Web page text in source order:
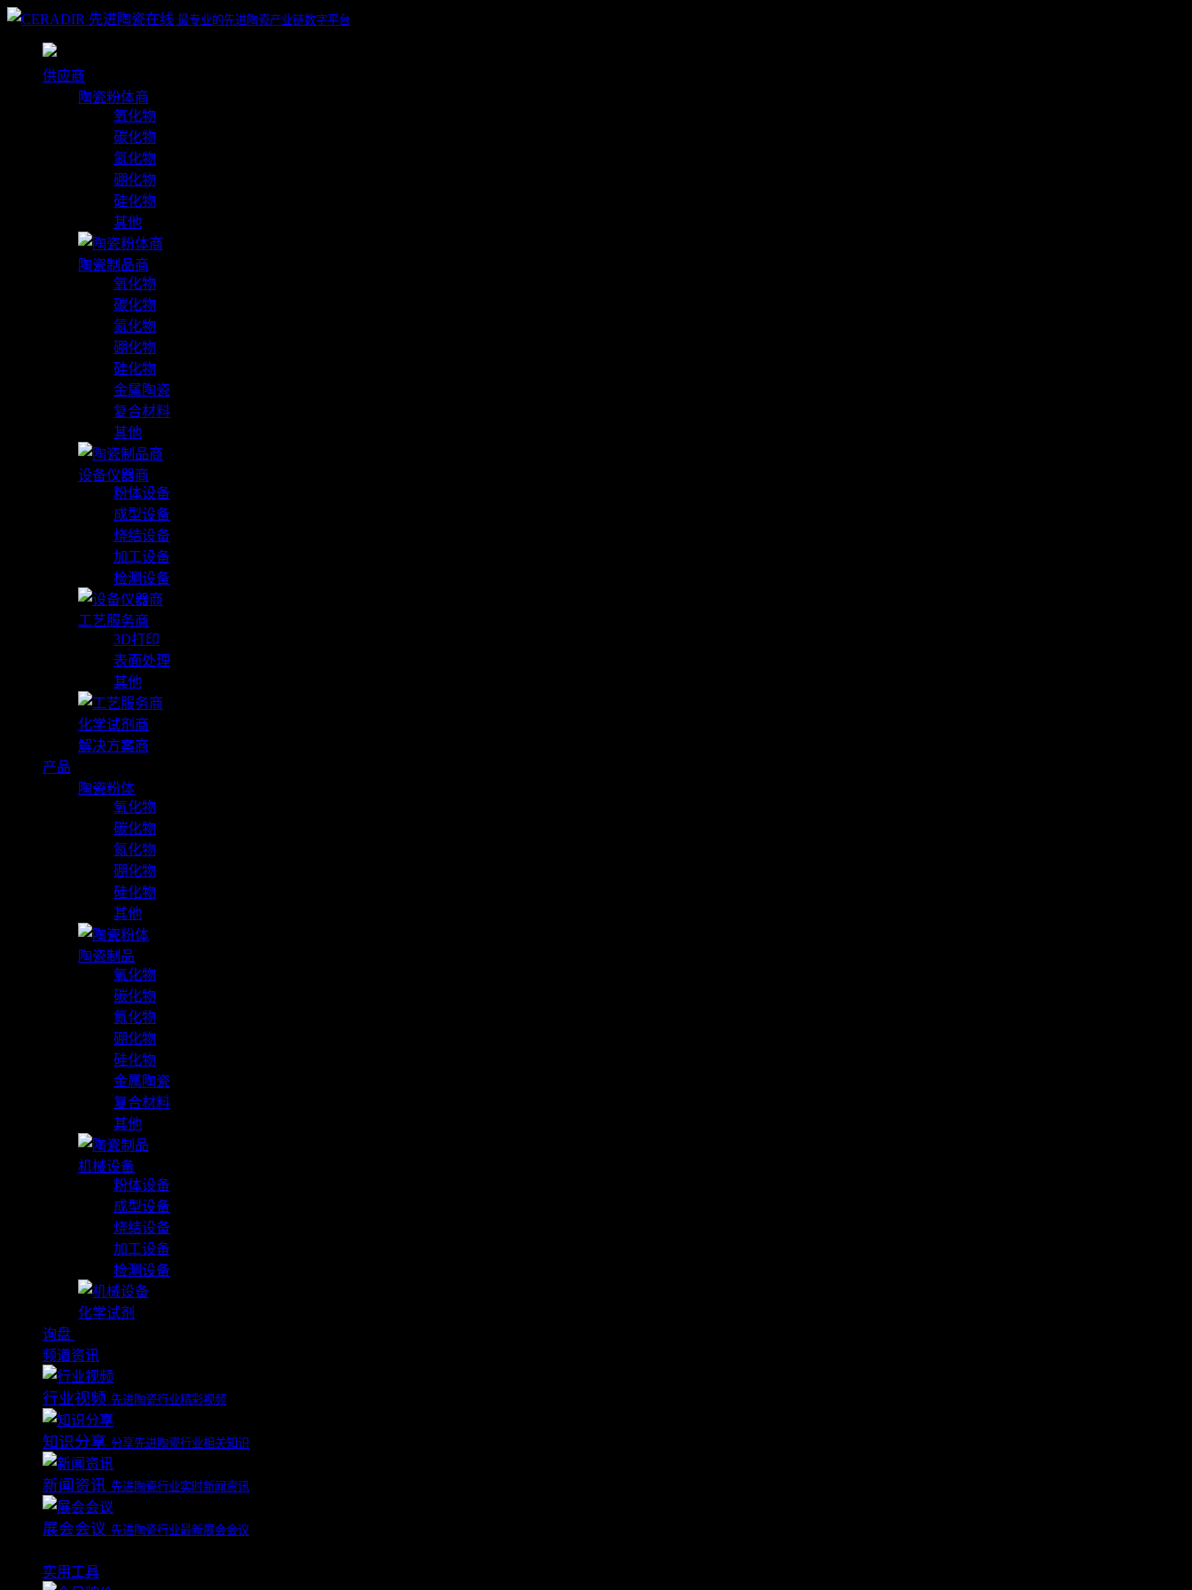
最专业的先进陶瓷产业链数字平台
供应商
陶瓷粉体商
氧化物
碳化物
氮化物
硼化物
硅化物
其他
陶瓷制品商
氧化物
碳化物
氮化物
硼化物
硅化物
金属陶瓷
复合材料
其他
设备仪器商
粉体设备
成型设备
烧结设备
加工设备
检测设备
工艺服务商
3D打印
表面处理
其他
化学试剂商
解决方案商
产品
陶瓷粉体
氧化物
碳化物
氮化物
硼化物
硅化物
其他
陶瓷制品
氧化物
碳化物
氮化物
硼化物
硅化物
金属陶瓷
复合材料
其他
机械设备
粉体设备
成型设备
烧结设备
加工设备
检测设备
化学试剂
询盘
频道资讯
行业视频 先进陶瓷行业精彩视频
知识分享 分享先进陶瓷行业相关知识
新闻资讯 先进陶瓷行业实时新闻资讯
展会会议 先进陶瓷行业最新展会会议
实用工具